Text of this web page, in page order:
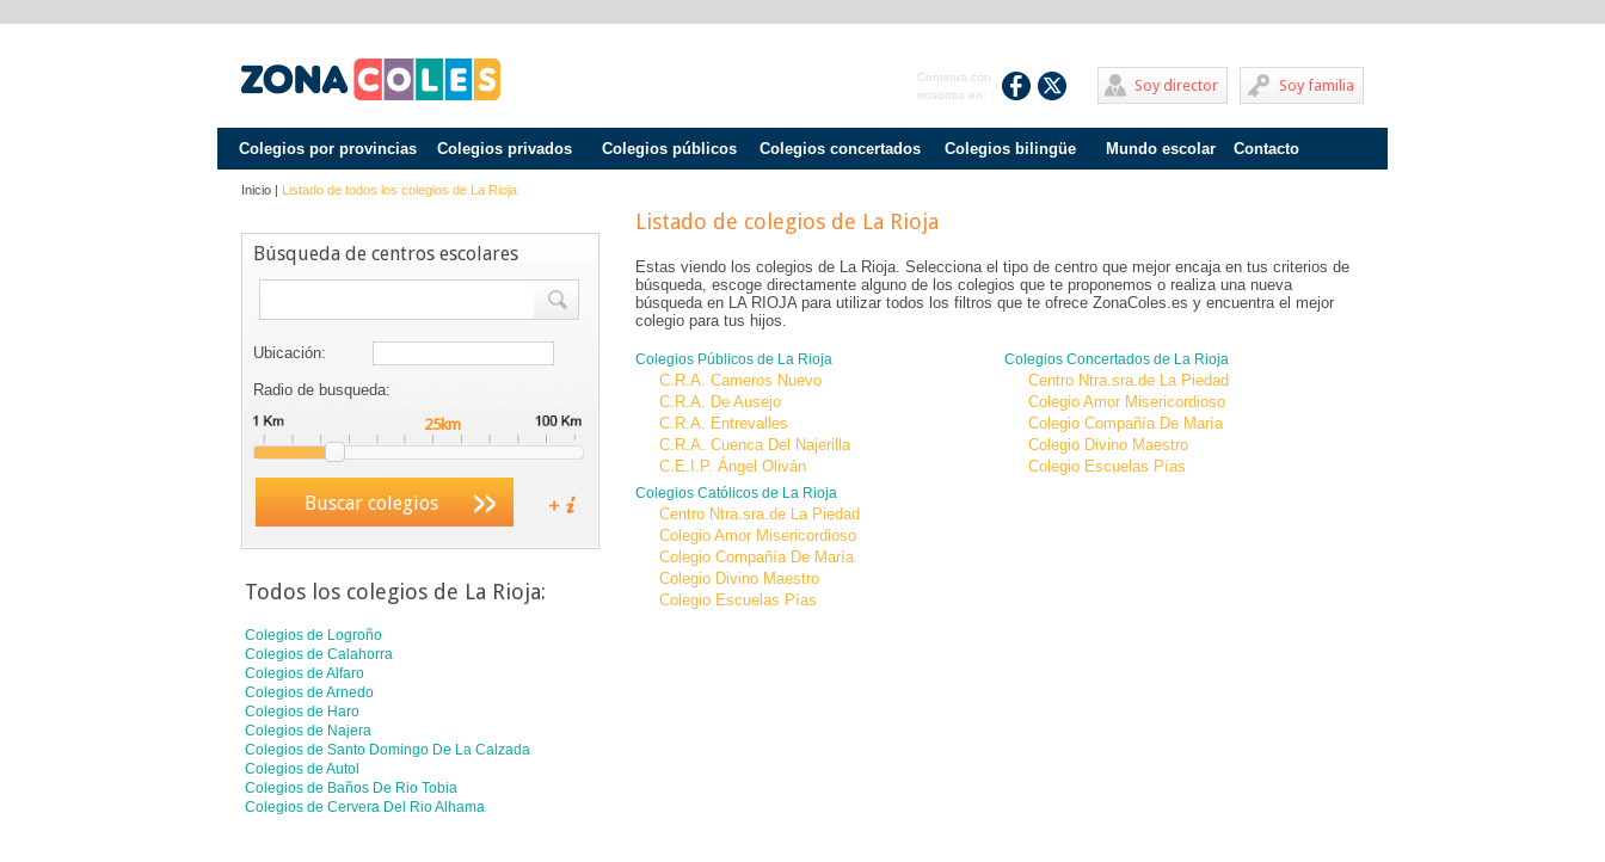
Soy familia
Soy director
Continua con
nosotros en:
Colegios por provincias Colegios privados Colegios públicos Colegios concertados Colegios bilingüe Mundo escolar
Internados
Fracaso escolar
Acoso escolar
Profesores
Familia
Contacto
Inicio | Listado de todos los colegios de La Rioja
Búsqueda de centros escolares
Ubicación:
Radio de busqueda:
Buscar colegios
Todos los colegios de La Rioja:
Colegios de Logroño
Colegios de Calahorra
Colegios de Alfaro
Colegios de Arnedo
Colegios de Haro
Colegios de Najera
Colegios de Santo Domingo De La Calzada
Colegios de Autol
Colegios de Baños De Rio Tobia
Colegios de Cervera Del Rio Alhama
Listado de colegios de La Rioja
Estas viendo los colegios de La Rioja. Selecciona el tipo de centro que mejor encaja en tus criterios de
búsqueda, escoge directamente alguno de los colegios que te proponemos o realiza una nueva
búsqueda en LA RIOJA para utilizar todos los filtros que te ofrece ZonaColes.es y encuentra el mejor
colegio para tus hijos.
Colegios Públicos de La Rioja
C.R.A. Cameros Nuevo
C.R.A. De Ausejo
C.R.A. Entrevalles
C.R.A. Cuenca Del Najerilla
C.E.I.P. Ángel Oliván
Colegios Concertados de La Rioja
Centro Ntra.sra.de La Piedad
Colegio Amor Misericordioso
Colegio Compañía De María
Colegio Divino Maestro
Colegio Escuelas Pías
Colegios Católicos de La Rioja
Centro Ntra.sra.de La Piedad
Colegio Amor Misericordioso
Colegio Compañía De María
Colegio Divino Maestro
Colegio Escuelas Pías